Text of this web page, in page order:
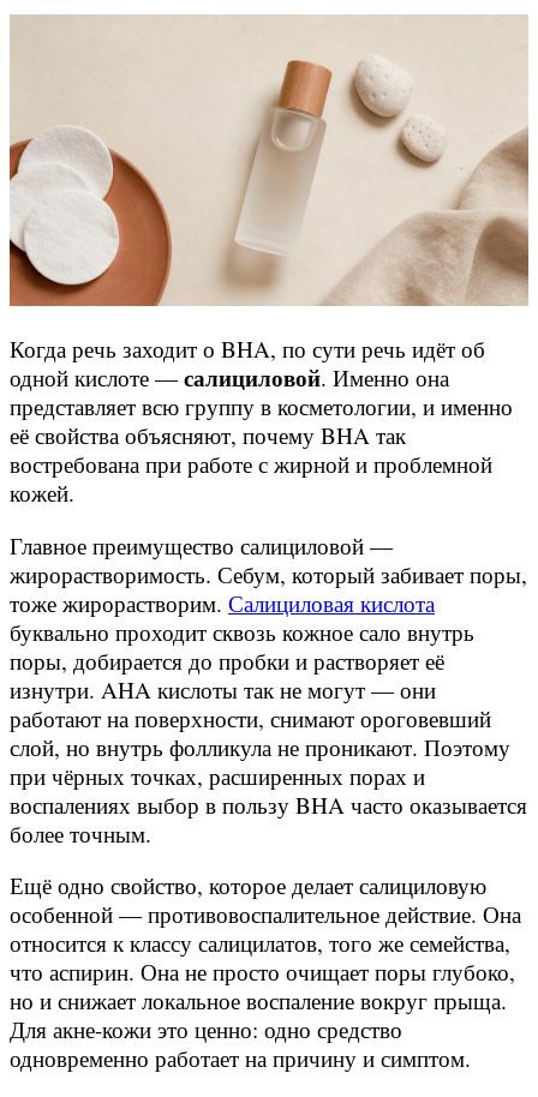
Когда речь заходит о BHA, по сути речь идёт об
одной кислоте —салициловой. Именно она
представляет всю группу в косметологии, и именно
её свойства объясняют, почему BHA так
востребована при работе с жирной и проблемной
кожей.
Главное преимущество салициловой —
жирорастворимость. Себум, который забивает поры,
тоже жирорастворим. Салициловая кислота
буквально проходит сквозь кожное сало внутрь
поры, добирается до пробки и растворяет её
изнутри. AHA кислоты так не могут — они
работают на поверхности, снимают ороговевший
слой, но внутрь фолликула не проникают. Поэтому
при чёрных точках, расширенных порах и
воспалениях выбор в пользу BHA часто оказывается
более точным.
Ещё одно свойство, которое делает салициловую
особенной — противовоспалительное действие. Она
относится к классу салицилатов, того же семейства,
что аспирин. Она не просто очищает поры глубоко,
но и снижает локальное воспаление вокруг прыща.
Для акне-кожи это ценно: одно средство
одновременно работает на причину и симптом.